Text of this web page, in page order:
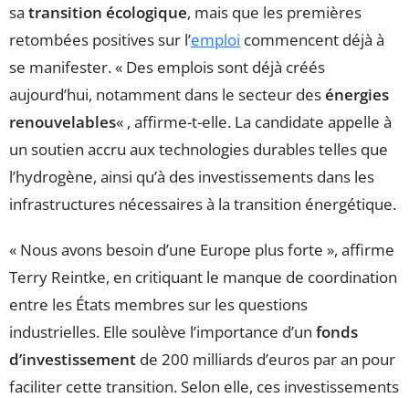
sa transition écologique, mais que les premières
retombées positives sur l’emploi commencent déjà à
se manifester. « Des emplois sont déjà créés
aujourd’hui, notamment dans le secteur desénergies
renouvelables« , affirme-t-elle. La candidate appelle à
un soutien accru aux technologies durables telles que
l’hydrogène, ainsi qu’à des investissements dans les
infrastructures nécessaires à la transition énergétique.
« Nous avons besoin d’une Europe plus forte », affirme
Terry Reintke, en critiquant le manque de coordination
entre les États membres sur les questions
industrielles. Elle soulève l’importance d’un fonds
d’investissement de 200 milliards d’euros par an pour
faciliter cette transition. Selon elle, ces investissements